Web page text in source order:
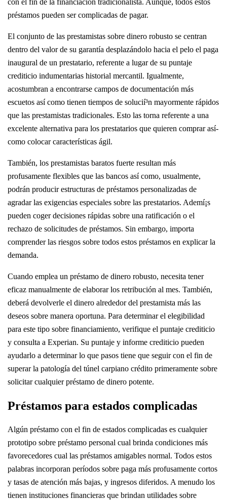
préstamos pueden ser complicadas de pagar.
El conjunto de las prestamistas sobre dinero robusto se centran
dentro del valor de su garantía desplazándolo hacia el pelo el paga
inaugural de un prestatario, referente a lugar de su puntaje
crediticio indumentarias historial mercantil. Igualmente,
acostumbran a encontrarse campos de documentación más
escuetos así­ como tienen tiempos de solucií³n mayormente rápidos
que las prestamistas tradicionales. Esto las torna referente a una
excelente alternativa para los prestatarios que quieren comprar así­
como colocar características ágil.
También, los prestamistas baratos fuerte resultan más
profusamente flexibles que las bancos así­ como, usualmente,
podrán producir estructuras de préstamos personalizadas de
agradar las exigencias especiales sobre las prestatarios. Ademí¡s
pueden coger decisiones rápidas sobre una ratificación o el
rechazo de solicitudes de préstamos. Sin embargo, importa
comprender las riesgos sobre todos estos préstamos en explicar la
demanda.
Cuando emplea un préstamo de dinero robusto, necesita tener
eficaz manualmente de elaborar los retribución al mes. También,
deberá devolverle el dinero alrededor del prestamista más las
deseos sobre manera oportuna. Para determinar el elegibilidad
para este tipo sobre financiamiento, verifique el puntaje crediticio
y consulta a Experian. Su puntaje y informe crediticio pueden
ayudarlo a determinar lo que pasos tiene que seguir con el fin de
superar la patologí­a del túnel carpiano crédito primeramente sobre
solicitar cualquier préstamo de dinero potente.
Préstamos para estados complicadas
Algún préstamo con el fin de estados complicadas es cualquier
prototipo sobre préstamo personal cual brinda condiciones más
favorecedores cual las préstamos amigables normal. Todos estos
palabras incorporan períodos sobre paga más profusamente cortos
y tasas de atención más bajas, y ingresos diferidos. A menudo los
tienen instituciones financieras que brindan utilidades sobre